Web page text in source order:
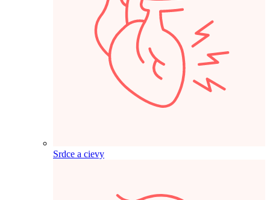
Srdce a cievy